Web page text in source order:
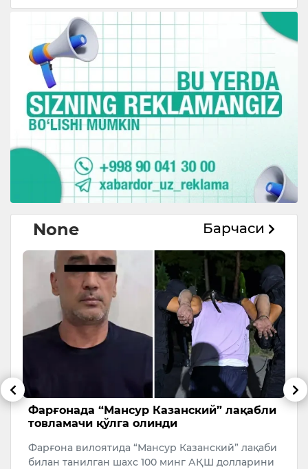
None Барчаси
Фарғонада “Мансур Казанский” лақабли
товламачи қўлга олинди
Фарғона вилоятида “Мансур Казанский” лақаби
билан танилган шахс 100 минг АҚШ долларини